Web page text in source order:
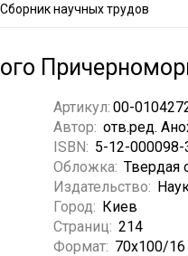
научных трудов
Артикул: 00-
Автор: отв.ред.
ISBN: 5-12-000098-
Обложка: Твердая
Издательство:
Город: Киев
Страниц: 214
Формат: 70х100/16